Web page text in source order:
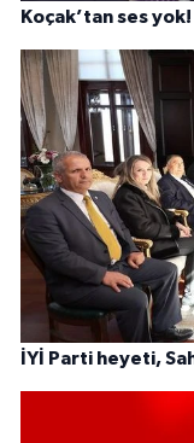
Koçak’tan ses yok!
İYİ Parti heyeti,